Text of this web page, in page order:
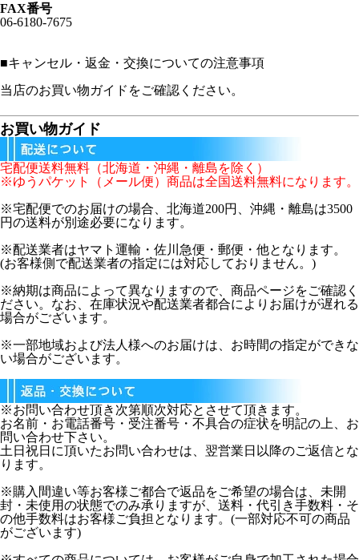
FAX番号
06-6180-7675
■キャンセル・返金・交換についての注意事項
当店のお買い物ガイドをご確認ください。
お買い物ガイド
宅配便送料無料（北海道・沖縄・離島を除く）
※ゆうパケット（メール便）商品は全国送料無料になります。
※宅配便でのお届けの場合、北海道200円、沖縄・離島は3500
円の送料が別途必要になります。
※配送業者はヤマト運輸・佐川急便・郵便・他となります。
(お客様側で配送業者の指定には対応しておりません。)
※納期は商品によって異なりますので、商品ページをご確認く
ださい。なお、在庫状況や配送業者都合によりお届けが遅れる
場合がございます。
※一部地域および法人様へのお届けは、お時間の指定ができな
い場合がございます。
※お問い合わせ頂き次第順次対応とさせて頂きます。
お名前・お電話番号・受注番号・不具合の症状を明記の上、お
問い合わせ下さい。
土日祝日に頂いたお問い合わせは、翌営業日以降のご返信とな
ります。
※購入間違い等お客様ご都合で返品をご希望の場合は、未開
封・未使用の状態でのみ承りますが、送料・代引き手数料・そ
の他手数料はお客様ご負担となります。(一部対応不可の商品
がございます)